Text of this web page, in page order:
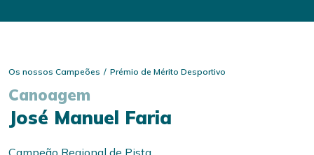
Os nossos Campeões Prémio de Mérito Desportivo
Canoagem
José Manuel Faria
Campeão Regional de Pista